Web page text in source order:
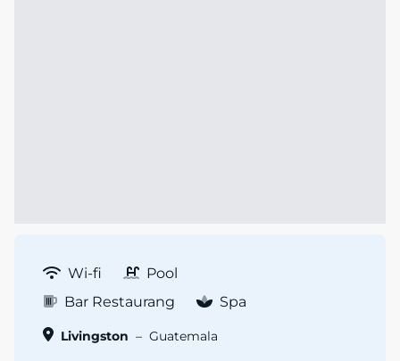
Wi-fi
Pool
Bar Restaurang
Spa
Livingston – Guatemala